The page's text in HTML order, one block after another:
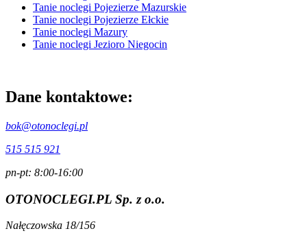
Tanie noclegi Pojezierze Mazurskie
Tanie noclegi Pojezierze Ełckie
Tanie noclegi Mazury
Tanie noclegi Jezioro Niegocin
Dane kontaktowe:
bok@otonoclegi.pl
515 515 921
pn-pt: 8:00-16:00
OTONOCLEGI.PL Sp. z o.o.
Nałęczowska 18/156